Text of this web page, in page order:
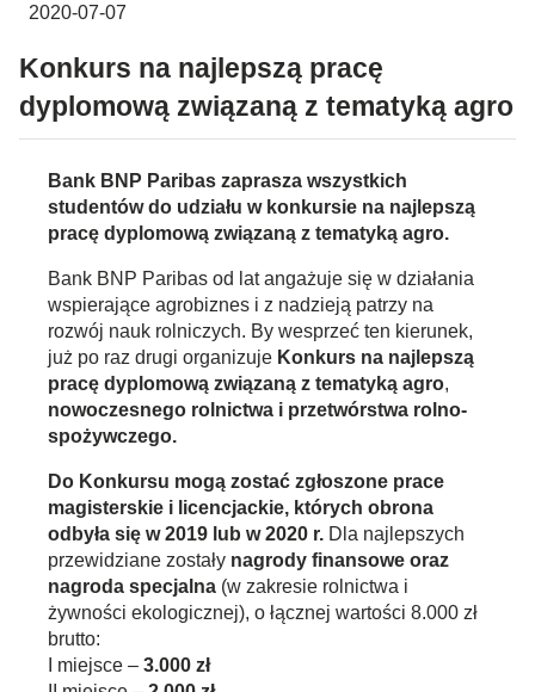
2020-07-07
Konkurs na najlepszą pracę
dyplomową związaną z tematyką agro
Bank BNP Paribas zaprasza wszystkich
studentów do udziału w konkursie na najlepszą
pracę dyplomową związaną z tematyką agro.
Bank BNP Paribas od lat angażuje się w działania
wspierające agrobiznes i z nadzieją patrzy na
rozwój nauk rolniczych. By wesprzeć ten kierunek,
już po raz drugi organizuje Konkurs na najlepszą
pracę dyplomową związaną z tematyką agro,
nowoczesnego rolnictwa i przetwórstwa rolno-
spożywczego.
Do Konkursu mogą zostać zgłoszone prace
magisterskie i licencjackie, których obrona
odbyła się w 2019 lub w 2020 r. Dla najlepszych
przewidziane zostały nagrody finansowe oraz
nagroda specjalna (w zakresie rolnictwa i
żywności ekologicznej), o łącznej wartości 8.000 zł
brutto:
I miejsce – 3.000 zł